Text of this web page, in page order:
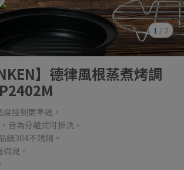
1 / 2
】德律風根蒸煮烤調
控制更準確。
皆為分離式可拆洗。
級304不銹鋼。
見。